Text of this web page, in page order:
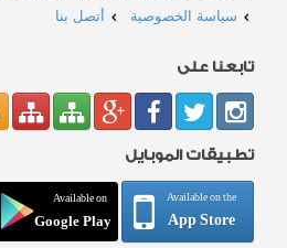
سياسة الخصوصية
أتصل بنا
تابعنا على
تطبيقات الموبايل
Available on the
App Store
Available on
Google Play